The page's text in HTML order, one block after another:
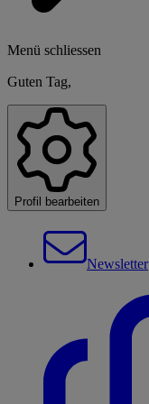
Menü schliessen
Guten Tag,
Profil bearbeiten
Newsletter